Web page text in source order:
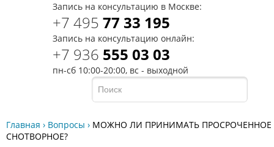
Запись на консультацию в Москве:
+7 495 77 33 195
Запись на консультацию онлайн:
+7 936 555 03 03
пн-сб 10:00-20:00, вс - выходной
Главная › Вопросы › МОЖНО ЛИ ПРИНИМАТЬ ПРОСРОЧЕННОЕ
СНОТВОРНОЕ?